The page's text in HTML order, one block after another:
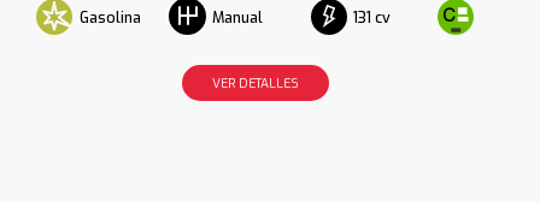
Gasolina Manual 131 cv
VER DETALLES